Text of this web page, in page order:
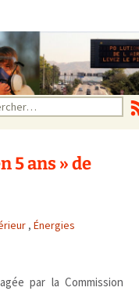
:
5 ans » de
, Énergies
par la Commission